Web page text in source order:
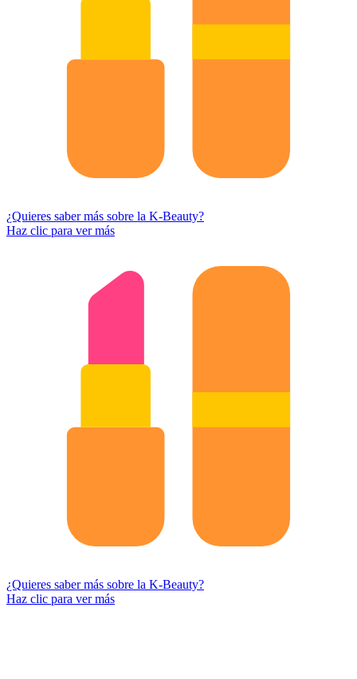
¿Quieres saber más sobre la K-Beauty?
Haz clic para ver más
¿Quieres saber más sobre la K-Beauty?
Haz clic para ver más